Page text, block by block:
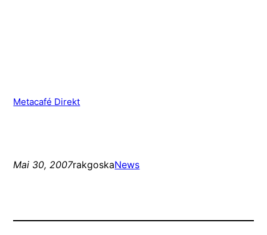
Metacafé Direkt
Mai 30, 2007rakgoskaNews